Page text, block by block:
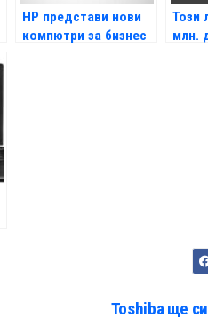
HP представи нови
компютри за бизнес
Този
млн.
Toshiba ще